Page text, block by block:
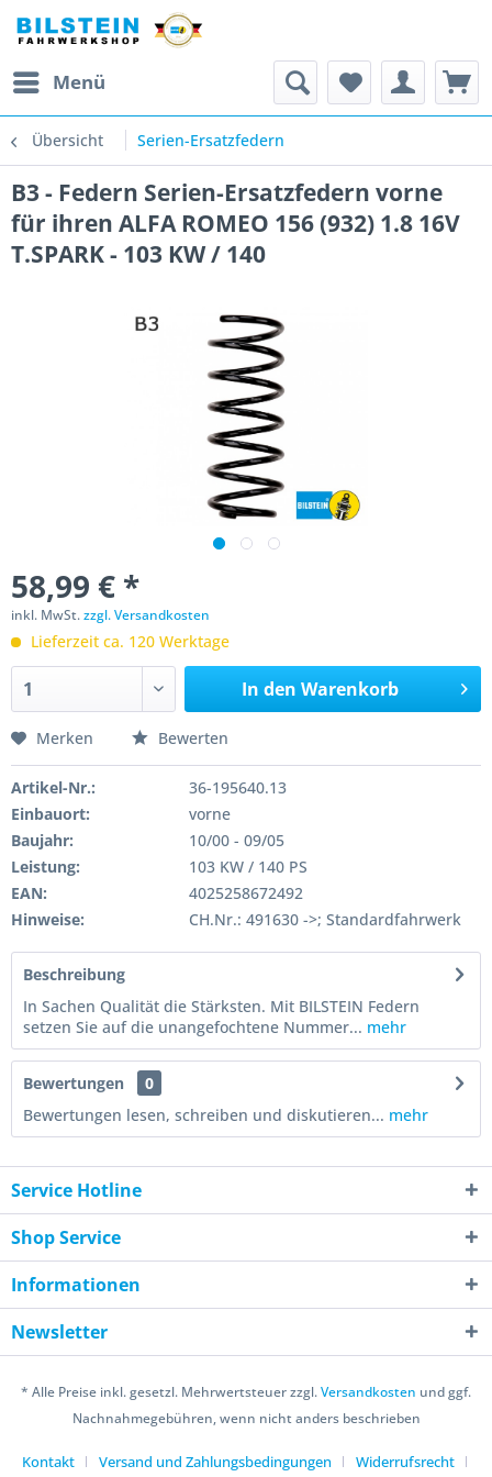
Menü
Übersicht Serien-Ersatzfedern
B3 - Federn Serien-Ersatzfedern vorne
für ihren ALFA ROMEO 156 (932) 1.8 16V
T.SPARK - 103 KW / 140
58,99 € *
inkl. MwSt.zzgl. Versandkosten
Lieferzeit ca. 120 Werktage
In den Warenkorb
Merken Bewerten
Artikel-Nr.:
36-195640.13
Einbauort:
vorne
Baujahr:
10/00 - 09/05
Leistung:
103 KW / 140 PS
EAN:
4025258672492
Hinweise:
CH.Nr.: 491630 ->; Standardfahrwerk
Beschreibung
In Sachen Qualität die Stärksten. Mit BILSTEIN Federn
setzen Sie auf die unangefochtene Nummer... mehr
Bewertungen
0
Bewertungen lesen, schreiben und diskutieren... mehr
Service Hotline
Shop Service
Informationen
Newsletter
* Alle Preise inkl. gesetzl. Mehrwertsteuer zzgl.Versandkosten und ggf.
Nachnahmegebühren, wenn nicht anders beschrieben
Kontakt Versand und Zahlungsbedingungen Widerrufsrecht